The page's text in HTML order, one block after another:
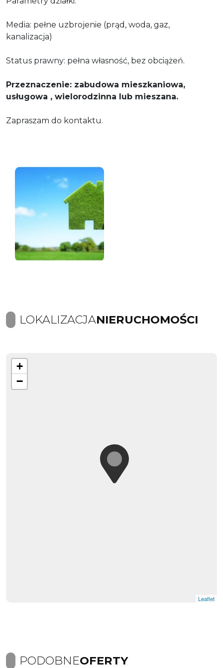
Media: pełne uzbrojenie (prąd, woda, gaz,
kanalizacja)
Status prawny: pełna własność, bez obciążeń.
Przeznaczenie: zabudowa mieszkaniowa,
usługowa , wielorodzinna lub mieszana.
Zapraszam do kontaktu.
LOKALIZACJANIERUCHOMOŚCI
+
−
Leaflet
PODOBNEOFERTY